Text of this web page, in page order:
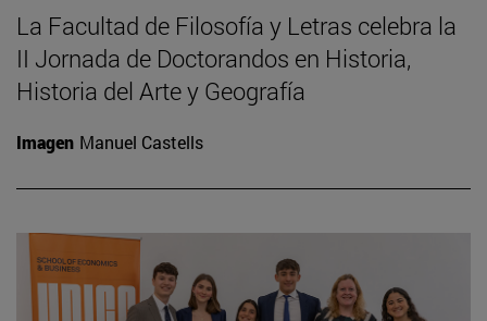
La Facultad de Filosofía y Letras celebra la
II Jornada de Doctorandos en Historia,
Historia del Arte y Geografía
Imagen Manuel Castells